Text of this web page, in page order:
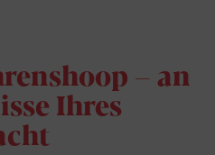
– an
Ihres